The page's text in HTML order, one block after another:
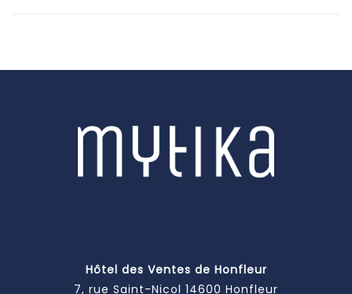
Hôtel des Ventes de Honfleur
7, rue Saint-Nicol 14600 Honfleur